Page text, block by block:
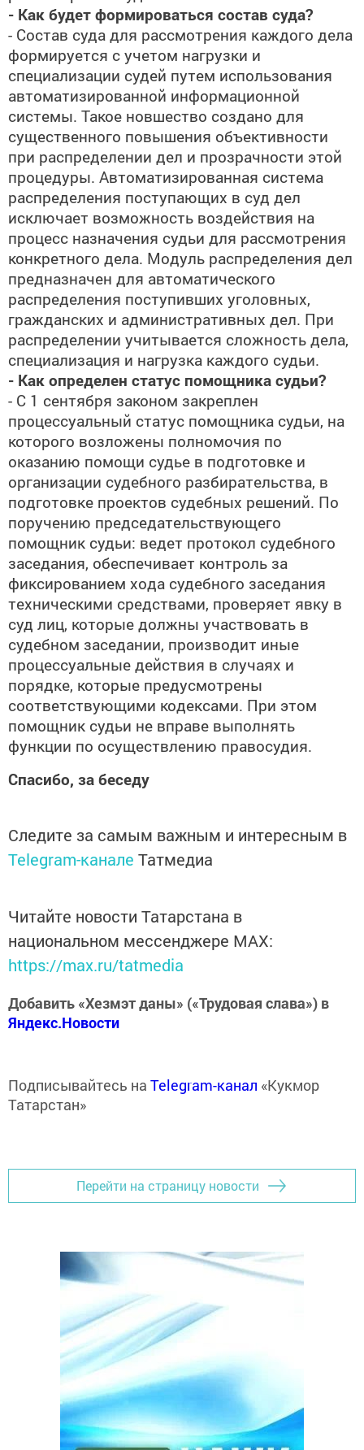
- Как будет формироваться состав суда?
- Состав суда для рассмотрения каждого дела
формируется с учетом нагрузки и
специализации судей путем использования
автоматизированной информационной
системы. Такое новшество создано для
существенного повышения объективности
при распределении дел и прозрачности этой
процедуры. Автоматизированная система
распределения поступающих в суд дел
исключает возможность воздействия на
процесс назначения судьи для рассмотрения
конкретного дела. Модуль распределения дел
предназначен для автоматического
распределения поступивших уголовных,
гражданских и административных дел. При
распределении учитывается сложность дела,
специализация и нагрузка каждого судьи.
- Как определен статус помощника судьи?
- С 1 сентября законом закреплен
процессуальный статус помощника судьи, на
которого возложены полномочия по
оказанию помощи судье в подготовке и
организации судебного разбирательства, в
подготовке проектов судебных решений. По
поручению председательствующего
помощник судьи: ведет протокол судебного
заседания, обеспечивает контроль за
фиксированием хода судебного заседания
техническими средствами, проверяет явку в
суд лиц, которые должны участвовать в
судебном заседании, производит иные
процессуальные действия в случаях и
порядке, которые предусмотрены
соответствующими кодексами. При этом
помощник судьи не вправе выполнять
функции по осуществлению правосудия.
Спасибо, за беседу
Следите за самым важным и интересным в
Telegram-канале Татмедиа
Читайте новости Татарстана в
национальном мессенджере MАХ:
https://max.ru/tatmedia
Добавить «Хезмэт даны» («Трудовая слава») в
Яндекс.Новости
Подписывайтесь на Telegram-канал «Кукмор
Татарстан»
Перейти на страницу новости